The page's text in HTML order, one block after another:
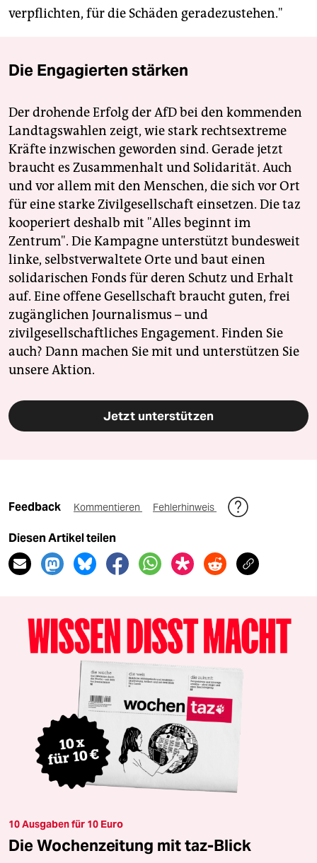
verpflichten, für die Schäden geradezustehen."
Die Engagierten stärken
Der drohende Erfolg der AfD bei den kommenden
Landtagswahlen zeigt, wie stark rechtsextreme
Kräfte inzwischen geworden sind. Gerade jetzt
braucht es Zusammenhalt und Solidarität. Auch
und vor allem mit den Menschen, die sich vor Ort
für eine starke Zivilgesellschaft einsetzen. Die taz
kooperiert deshalb mit "Alles beginnt im
Zentrum". Die Kampagne unterstützt bundesweit
linke, selbstverwaltete Orte und baut einen
solidarischen Fonds für deren Schutz und Erhalt
auf. Eine offene Gesellschaft braucht guten, frei
zugänglichen Journalismus – und
zivilgesellschaftliches Engagement. Finden Sie
auch? Dann machen Sie mit und unterstützen Sie
unsere Aktion.
Jetzt unterstützen
Feedback Kommentieren Fehlerhinweis
Diesen Artikel teilen
10 Ausgaben für 10 Euro
Die Wochenzeitung mit taz-Blick